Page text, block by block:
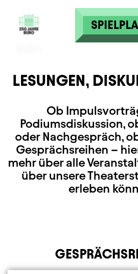
Direkt zum Inhalt
LESUNGEN,
Ob
Podiumsdiskussion,
oder Nachgespräch,
Gesprächsreihen –
mehr über alle
über unsere
erleben